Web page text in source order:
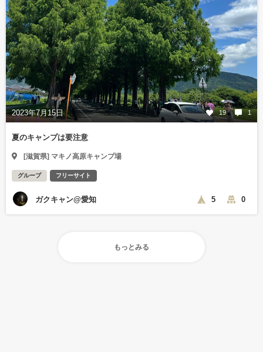
2023年7月15日 19 1
夏のキャンプは要注意
[滋賀県] マキノ高原キャンプ場
グループ フリーサイト
ガクキャン@愛知 5 0
もっとみる